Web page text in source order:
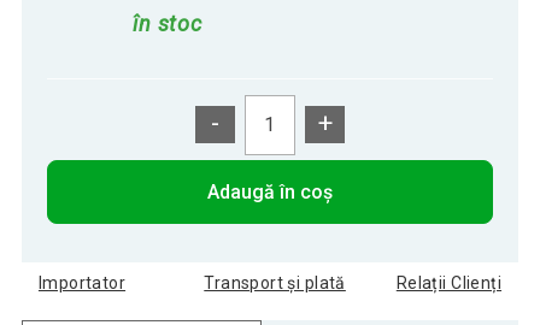
în stoc
- +
Adaugă în coș
Importator Transport și plată Relații Clienți